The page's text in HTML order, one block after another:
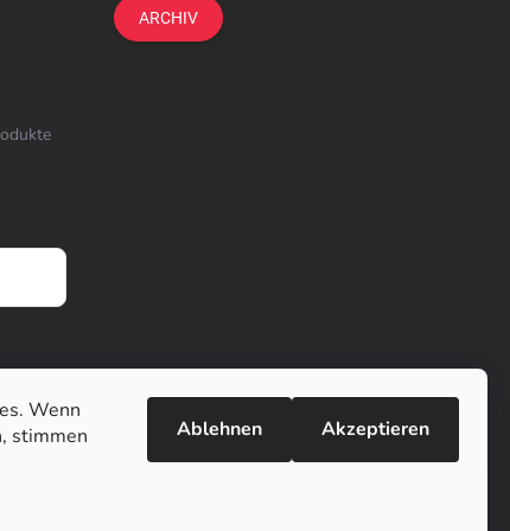
Wenn
stimmen
Ablehnen Akzeptieren
ARCHIV